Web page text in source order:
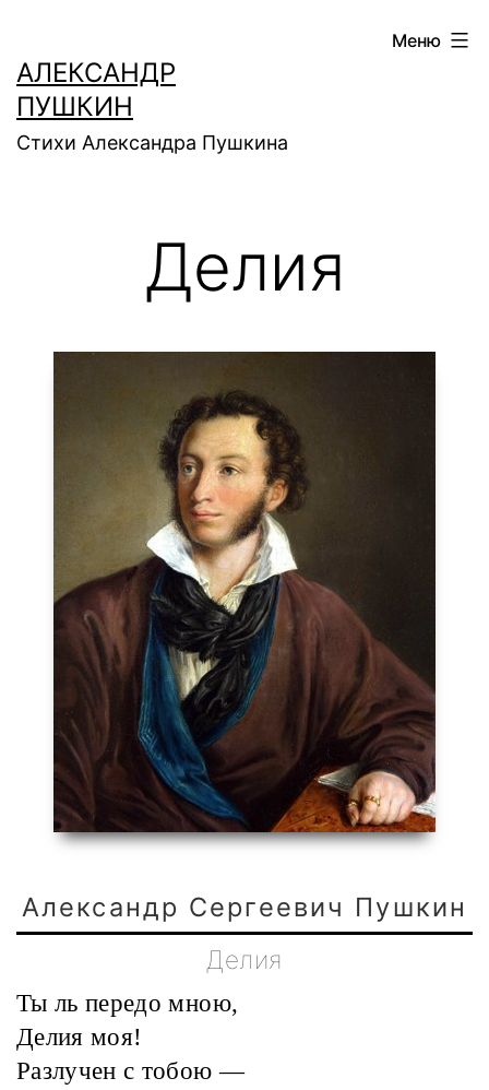
содержимому
АЛЕКСАНДР
ПУШКИН
Стихи Александра Пушкина
Меню
Делия
Александр Сергеевич Пушкин
Делия
Ты ль передо мною,
Делия моя!
Разлучен с тобою —